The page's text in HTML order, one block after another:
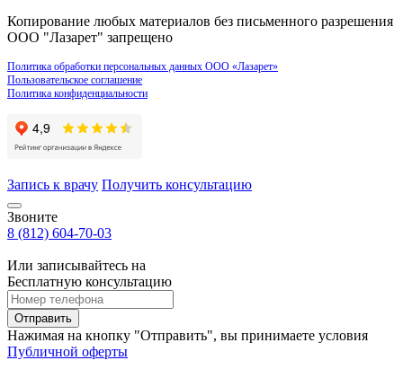
Копирование любых материалов без письменного разрешения
ООО "Лазарет" запрещено
Политика обработки персональных данных ООО «Лазарет»
Пользовательское соглашение
Политика конфиденциальности
Запись к врачу Получить консультацию
Звоните
8 (812) 604-70-03
Или записывайтесь на
Бесплатную консультацию
Отправить
Нажимая на кнопку "Отправить", вы принимаете условия
Публичной оферты